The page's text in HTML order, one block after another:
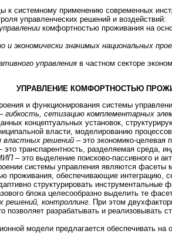
системному применению современных
управленческих решений и воздействий:
комфортностью проживания на
и экономически значимых национальных
управления в частном секторе
УПРАВЛЕНИЕ КОМФОРТНОСТЬЮ
и функционирования системы
гибкость, сетизацию комплементарных
концептуальных установок,
власти, моделированию
властных решений – это экономико-целевая
это транспарентность, разделяемая среда,
– это выделение поисково-пассивного и
системы управления являются
проживания, обеспечивающие
структурировать
блока целесообразно выделить те
решений, контроллинг. При этом
позволяет разрабатывать и реализовывать
модели предлагается обеспечивать на